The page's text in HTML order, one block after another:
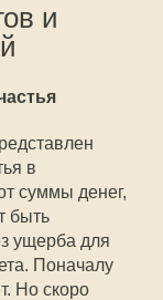
и
в
суммы денег,
быть
ущерба для
Поначалу
Но скоро